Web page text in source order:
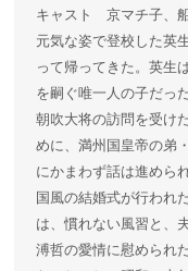
キャスト 京マチ子、
元気な姿で登校した英
って帰ってきた。英生
を嗣ぐ唯一人の子だっ
朝吹大将の訪問を受け
めに、満州国皇帝の弟
にかまわず話は進めら
国風の結婚式が行われ
は、慣れない風習と、
溥哲の愛情に慰められ